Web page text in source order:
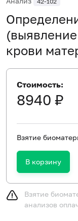
крови
Стоимость:
8940 ₽
Взятие
В корзину
Взятие
анализов